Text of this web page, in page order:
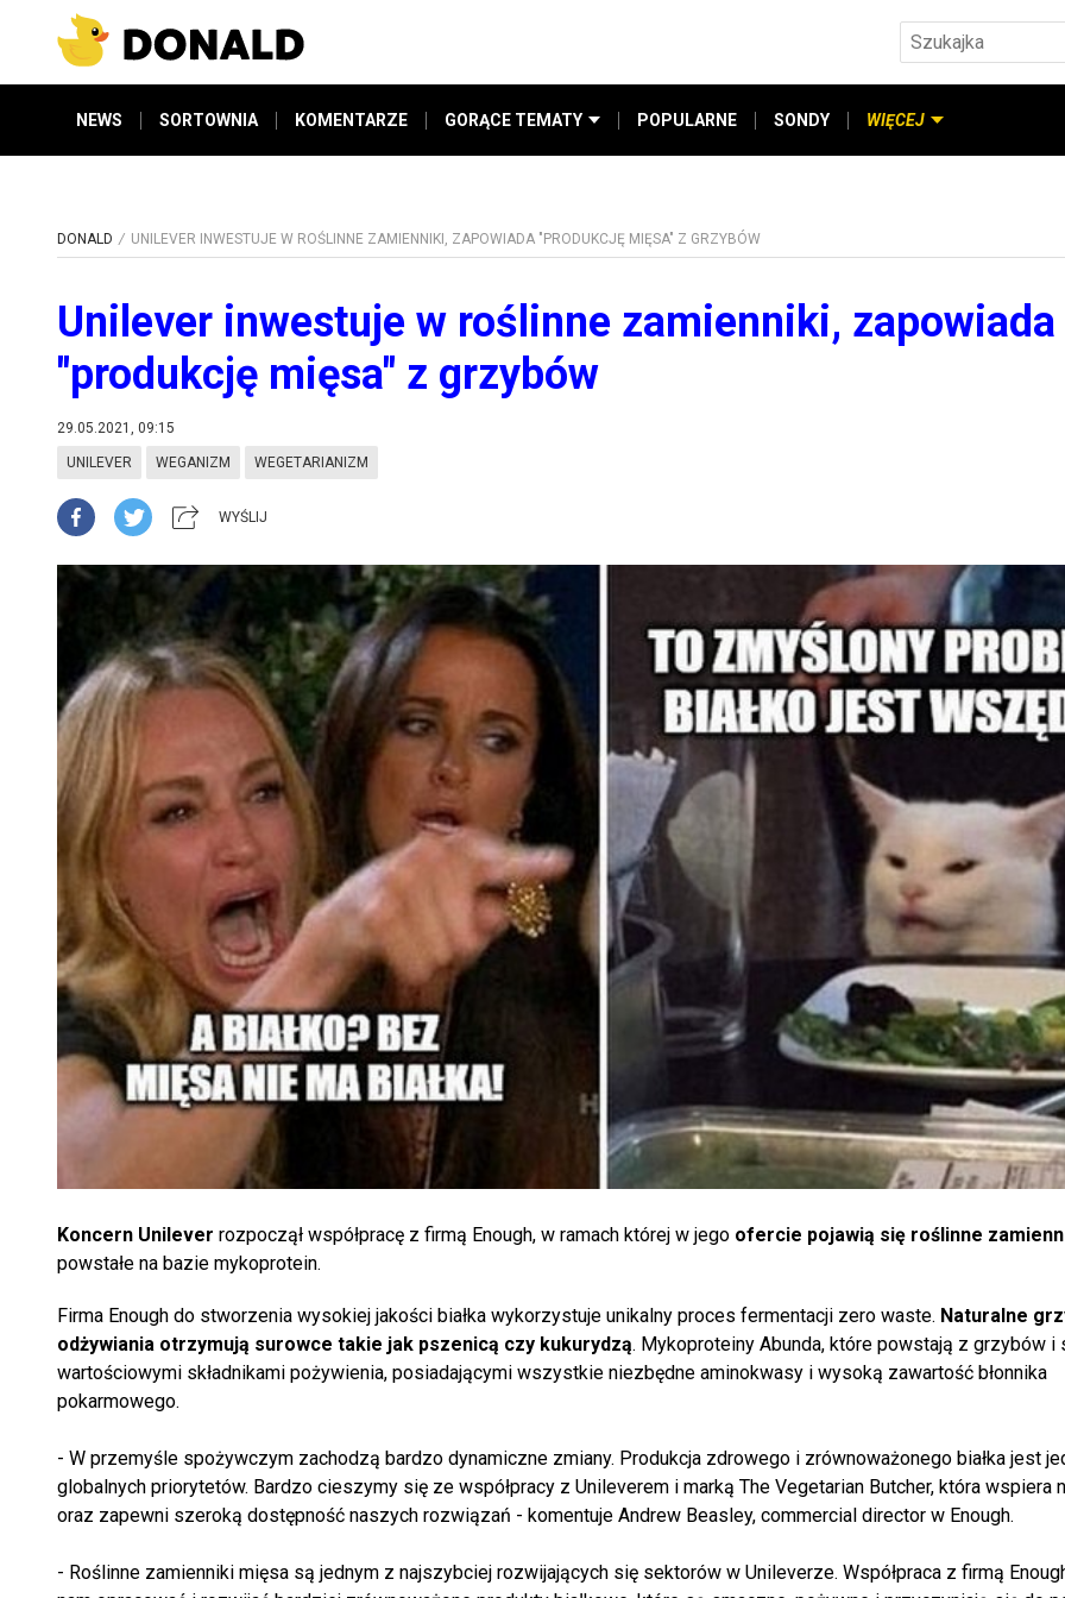
NEWS SORTOWNIA KOMENTARZE GORĄCE TEMATY POPULARNE SONDY WIĘCEJ
DONALD UNILEVER INWESTUJE W ROŚLINNE ZAMIENNIKI, ZAPOWIADA "PRODUKCJĘ MIĘSA" Z GRZYBÓW
Unilever inwestuje w roślinne zamienniki, zapowiada
"produkcję mięsa" z grzybów
29.05.2021, 09:15
UNILEVER WEGANIZM WEGETARIANIZM
WYŚLIJ
Koncern Unilever rozpoczął współpracę z firmą Enough, w ramach której w jego ofercie pojawią się roślinne
powstałe na bazie mykoprotein.
Firma Enough do stworzenia wysokiej jakości białka wykorzystuje unikalny proces fermentacji zero waste. Naturalne
odżywiania otrzymują surowce takie jak pszenicą czy kukurydzą. Mykoproteiny Abunda, które powstają z grzybów i
wartościowymi składnikami pożywienia, posiadającymi wszystkie niezbędne aminokwasy i wysoką zawartość błonnika
pokarmowego.
- W przemyśle spożywczym zachodzą bardzo dynamiczne zmiany. Produkcja zdrowego i zrównoważonego białka jest
globalnych priorytetów. Bardzo cieszymy się ze współpracy z Unileverem i marką The Vegetarian Butcher, która wspiera
oraz zapewni szeroką dostępność naszych rozwiązań - komentuje Andrew Beasley, commercial director w Enough.
- Roślinne zamienniki mięsa są jednym z najszybciej rozwijających się sektorów w Unileverze. Współpraca z firmą